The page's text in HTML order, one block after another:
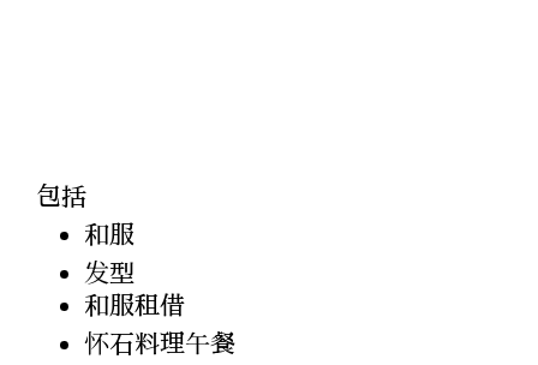
包括
和服
发型
和服租借
怀石料理午餐